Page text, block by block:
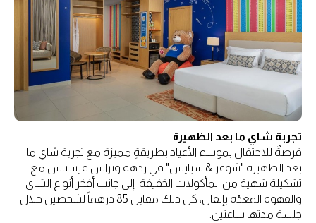
تجربة شاي ما بعد الظهيرة
فرصةٌ للاحتفال بموسم الأعياد بطريقةٍ مميزة مع تجربة شاي ما
بعد الظهيرة "شوغر & سبايس" في ردهة وتراس فيستاس مع
تشكيلة شهية من المأكولات الخفيفة، إلى جانب أفخر أنواع الشاي
والقهوة المعدّة بإتقان، كل ذلك مقابل 85 درهماً لشخصين خلال
جلسة مدتها ساعتين.